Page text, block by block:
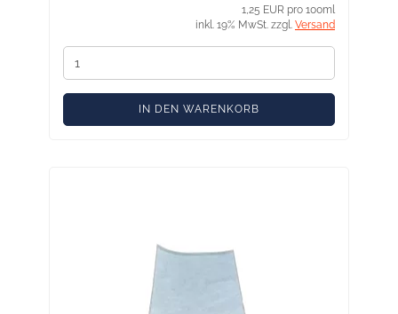
1,25 EUR pro 100ml
inkl. 19% MwSt. zzgl. Versand
IN DEN WARENKORB